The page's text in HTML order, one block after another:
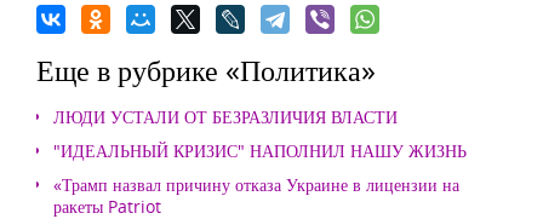
Еще в рубрике «Политика»
ЛЮДИ УСТАЛИ ОТ БЕЗРАЗЛИЧИЯ ВЛАСТИ
"ИДЕАЛЬНЫЙ КРИЗИС" НАПОЛНИЛ НАШУ ЖИЗНЬ
«Трамп назвал причину отказа Украине в лицензии на
ракеты Patriot